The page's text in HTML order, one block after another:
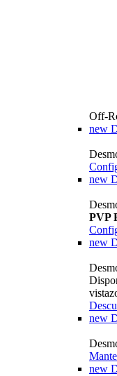
Off-
new
new
PVP
new
new
new